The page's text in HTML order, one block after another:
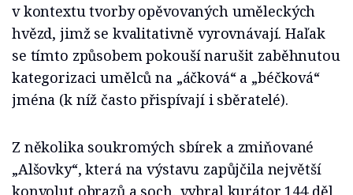
v kontextu tvorby opěvovaných uměleckých
hvězd, jimž se kvalitativně vyrovnávají. Haľak
se tímto způsobem pokouší narušit zaběhnutou
kategorizaci umělců na „áčková“ a „béčková“
jména (k níž často přispívají i sběratelé).
Z několika soukromých sbírek a zmiňované
„Alšovky“, která na výstavu zapůjčila největší